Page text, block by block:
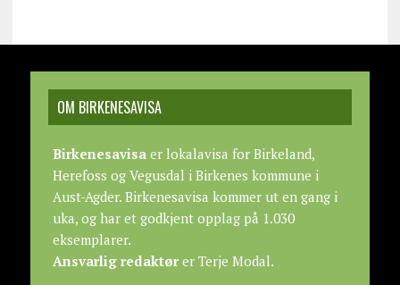
OM BIRKENESAVISA
Birkenesavisaer lokalavisa for Birkeland,
Herefoss og Vegusdal i Birkenes kommune i
Aust-Agder. Birkenesavisa kommer ut en gang i
uka, og har et godkjent opplag på 1.030
eksemplarer.
Ansvarlig redaktører Terje Modal.